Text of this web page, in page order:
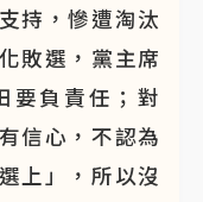
持，慘遭淘汰
敗選，黨主席
要負責任；對
信心，不認為
上」，所以沒